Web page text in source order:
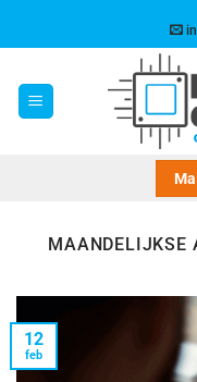
MAANDELIJKSE
12
feb